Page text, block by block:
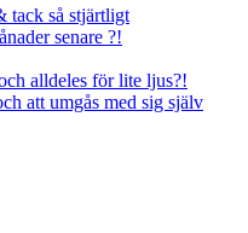
tack så stjärtligt
senare ?!
alldeles för lite ljus?!
att umgås med sig själv